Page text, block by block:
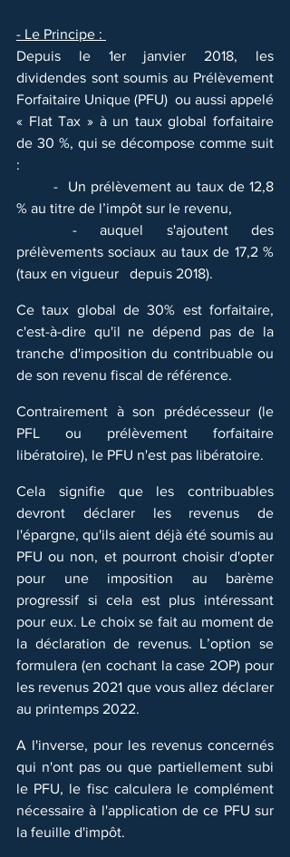
- Le Principe :
Depuis le 1er janvier 2018, les
dividendes sont soumis au Prélèvement
Forfaitaire Unique (PFU)  ou aussi appelé
« Flat Tax » à un taux global forfaitaire
de 30 %, qui se décompose comme suit
:
	-  Un prélèvement au taux de 12,8
% au titre de l’impôt sur le revenu,
prélèvements sociaux au taux de 17,2 %
(taux en vigueur   depuis 2018).
Ce taux global de 30% est forfaitaire,
c'est-à-dire qu'il ne dépend pas de la
tranche d'imposition du contribuable ou
de son revenu fiscal de référence.
Contrairement à son prédécesseur (le
PFL ou prélèvement forfaitaire
libératoire), le PFU n'est pas libératoire.
Cela signifie que les contribuables
devront déclarer les revenus de
l'épargne, qu'ils aient déjà été soumis au
PFU ou non, et pourront choisir d'opter
pour une imposition au barème
progressif si cela est plus intéressant
pour eux. Le choix se fait au moment de
la déclaration de revenus. L’option se
formulera (en cochant la case 2OP) pour
les revenus 2021 que vous allez déclarer
au printemps 2022.
A l'inverse, pour les revenus concernés
qui n'ont pas ou que partiellement subi
le PFU, le fisc calculera le complément
nécessaire à l'application de ce PFU sur
la feuille d'impôt.